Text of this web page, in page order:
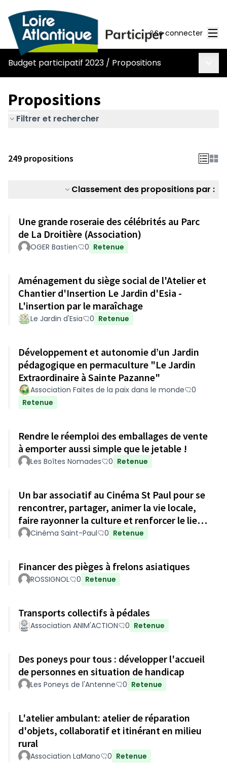
Se connecter
Budget participatif 2023 / Propositions
Propositions
Filtrer et rechercher
249 propositions
Classement des propositions par :
Une grande roseraie des célébrités au Parc
de La Droitière (Association)
OGER Bastien 0 Retenue
Aménagement du siège social de l'Atelier et
Chantier d'Insertion Le Jardin d'Esia -
L'insertion par le maraîchage
Le Jardin d'Esia 0 Retenue
Développement et autonomie d’un Jardin
pédagogique en permaculture "Le Jardin
Extraordinaire à Sainte Pazanne"
Association Faites de la paix dans le monde
0
Retenue
Rendre le réemploi des emballages de vente
à emporter aussi simple que le jetable !
Les Boîtes Nomades 0 Retenue
Un bar associatif au Cinéma St Paul pour se
rencontrer, partager, animer la vie locale,
faire rayonner la culture et renforcer le lien
socialCinéma Saint-Paul 0 Retenue
Financer des pièges à frelons asiatiques
ROSSIGNOL 0 Retenue
Transports collectifs à pédales
Association ANIM'ACTION 0 Retenue
Des poneys pour tous : développer l'accueil
de personnes en situation de handicap
Les Poneys de l'Antenne 0 Retenue
L'atelier ambulant: atelier de réparation
d'objets, collaboratif et itinérant en milieu
rural
Association LaMano 0 Retenue